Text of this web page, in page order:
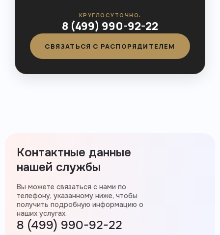
КРУГЛОСУТОЧНО:
8 (499) 990-92-22
СВЯЗАТЬСЯ С РАСПОРЯДИТЕЛЕМ
Контактные данные
нашей службы
Вы можете связаться с нами по
телефону, указанному ниже, чтобы
получить подробную информацию о
наших услугах.
8 (499) 990-92-22